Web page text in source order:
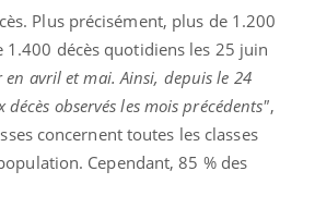
Plus précisément, plus de 1.200
décès quotidiens les 25 juin
avril et mai. Ainsi, depuis le 24
observés les mois précédents",
concernent toutes les classes
Cependant, 85 % des
« jumeau numérique » pour
l’accès à la médecine
Youtube
établissement lié à un groupe